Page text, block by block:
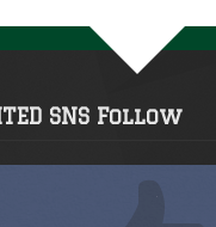
SNS Follow